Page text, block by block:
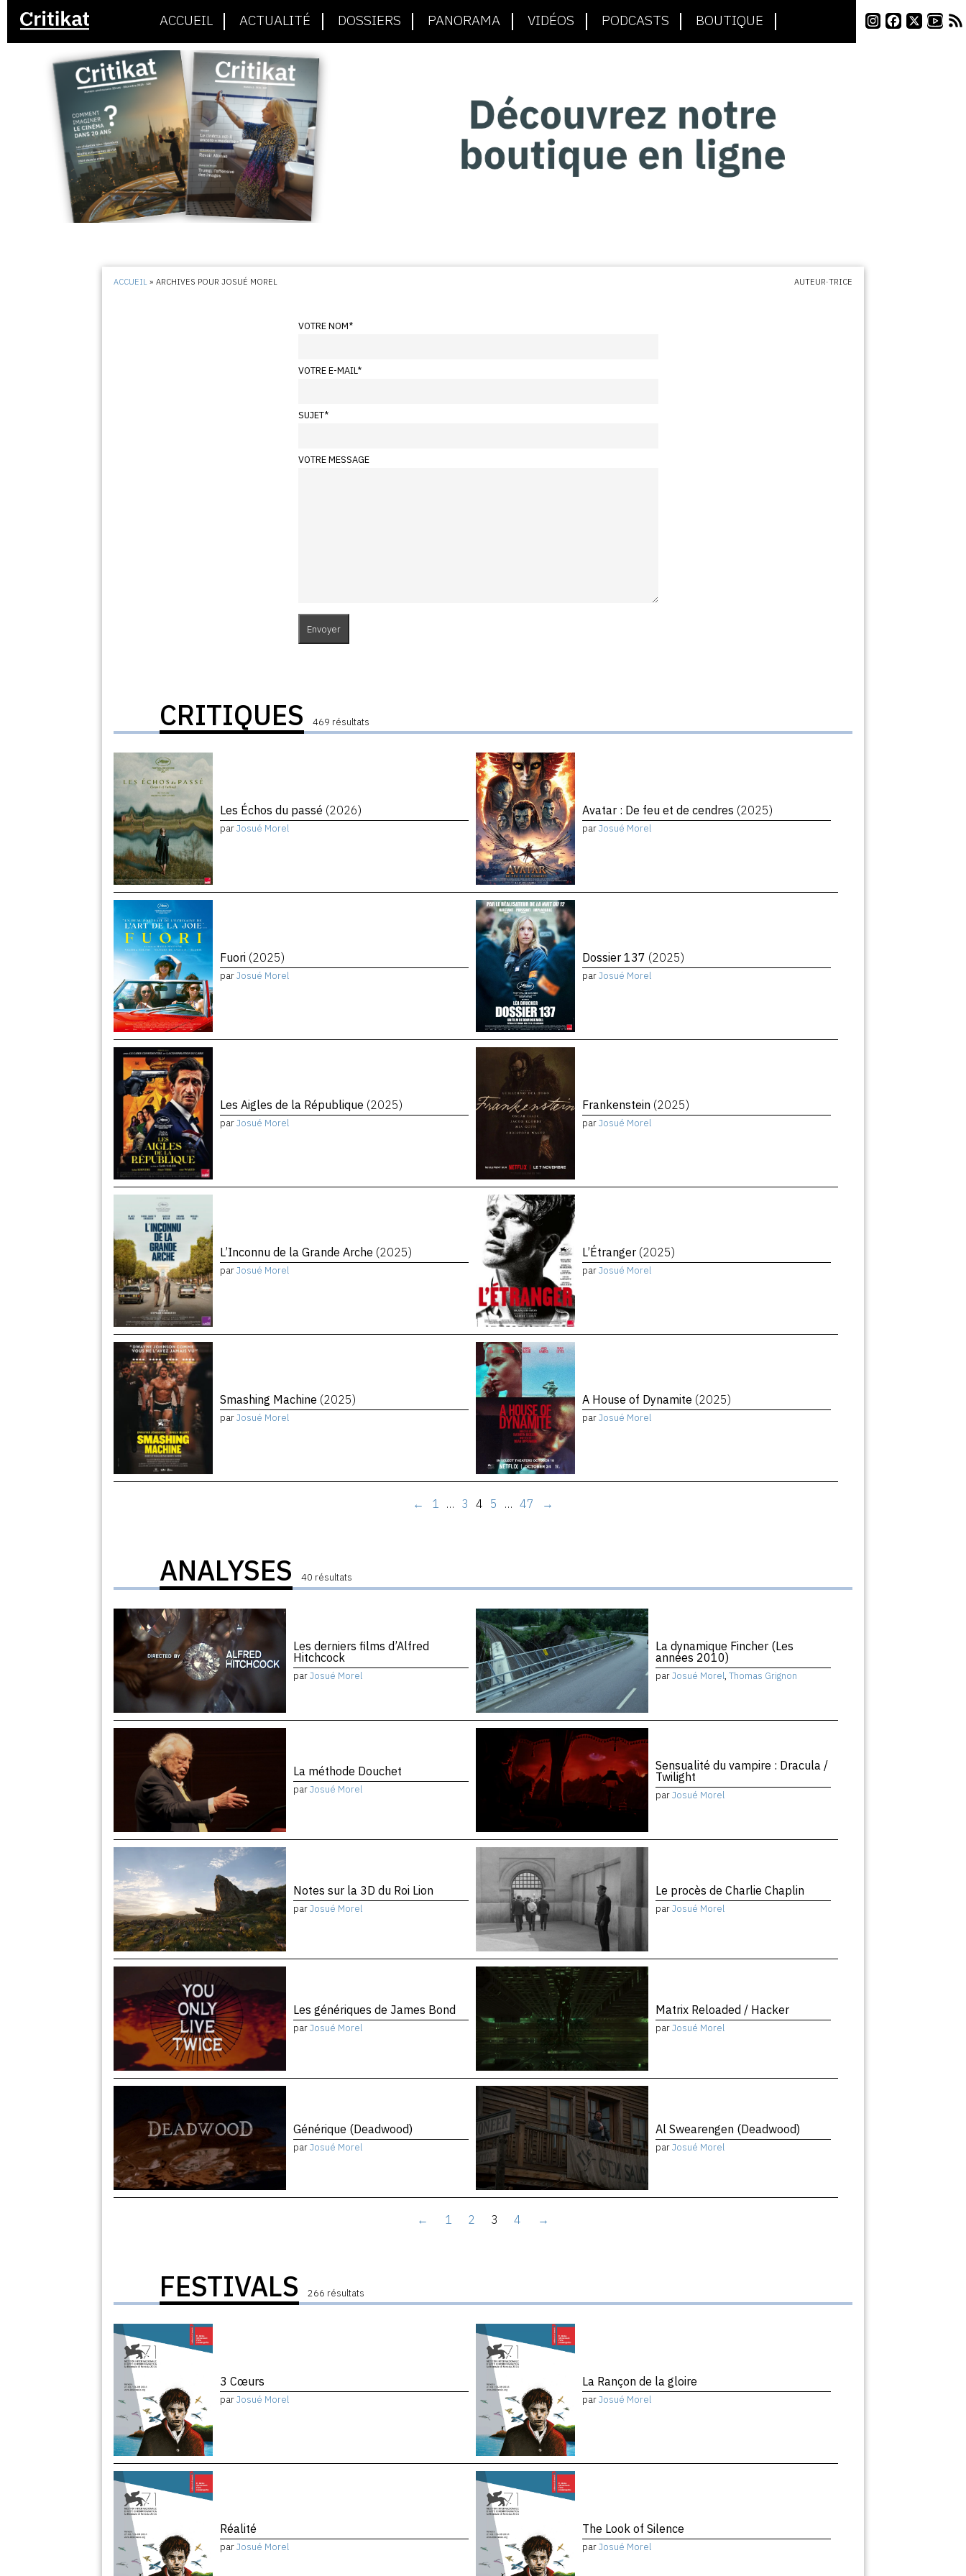
ACCUEIL ACTUALITÉ DOSSIERS PANORAMA VIDÉOS PODCASTS BOUTIQUE
ACCUEIL »ARCHIVES POUR JOSUÉ MOREL AUTEUR·TRICE
VOTRE NOM*
VOTRE E-MAIL*
SUJET*
VOTRE MESSAGE
CRITIQUES 469 résultats
Les Échos du passé (2026)
parJosué Morel
Avatar : De feu et de cendres (2025)
parJosué Morel
Fuori (2025)
parJosué Morel
Dossier 137 (2025)
parJosué Morel
Les Aigles de la République (2025)
parJosué Morel
Frankenstein (2025)
parJosué Morel
L’Inconnu de la Grande Arche (2025)
parJosué Morel
L’Étranger (2025)
parJosué Morel
Smashing Machine (2025)
parJosué Morel
A House of Dynamite (2025)
parJosué Morel
← 1 … 3 4 5 … 47 →
ANALYSES 40 résultats
Les derniers films d’Alfred
Hitchcock
parJosué Morel
La dynamique Fincher (Les
années 2010)
parJosué Morel, Thomas Grignon
La méthode Douchet
parJosué Morel
Sensualité du vampire : Dracula /
Twilight
parJosué Morel
Notes sur la 3D du Roi Lion
parJosué Morel
Le procès de Charlie Chaplin
parJosué Morel
Les génériques de James Bond
parJosué Morel
Matrix Reloaded / Hacker
parJosué Morel
Générique (Deadwood)
parJosué Morel
Al Swearengen (Deadwood)
parJosué Morel
← 1 2 3 4 →
FESTIVALS 266 résultats
3 Cœurs
parJosué Morel
La Rançon de la gloire
parJosué Morel
Réalité
parJosué Morel
The Look of Silence
parJosué Morel